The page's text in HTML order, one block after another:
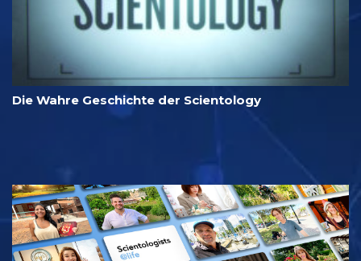
Die Wahre Geschichte der Scientology